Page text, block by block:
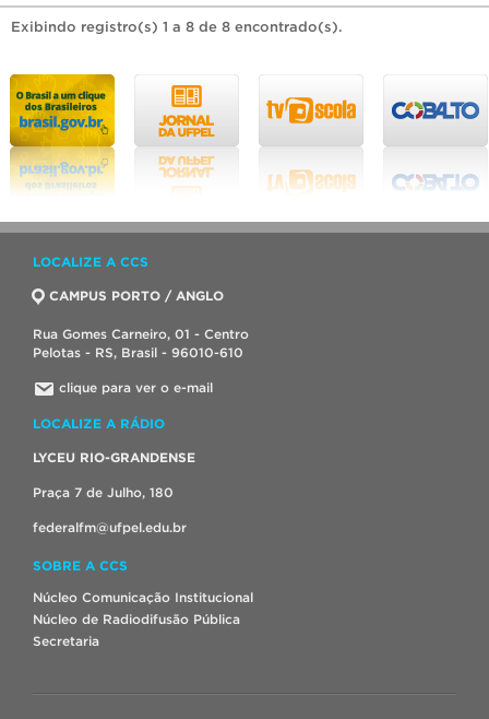
Exibindo registro(s) 1 a 8 de 8 encontrado(s).
LOCALIZE A CCS
CAMPUS PORTO / ANGLO
Rua Gomes Carneiro, 01 - Centro
Pelotas - RS, Brasil - 96010-610
clique para ver o e-mail
LOCALIZE A RÁDIO
LYCEU RIO-GRANDENSE
Praça 7 de Julho, 180
federalfm@ufpel.edu.br
SOBRE A CCS
Núcleo Comunicação Institucional
Núcleo de Radiodifusão Pública
Secretaria